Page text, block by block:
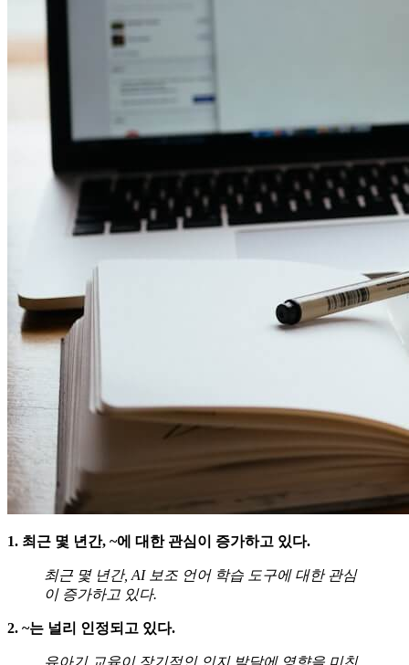
1. 최근 몇 년간, ~에 대한 관심이 증가하고 있다.
최근 몇 년간, AI 보조 언어 학습 도구에 대한 관심
이 증가하고 있다.
2. ~는 널리 인정되고 있다.
유아기 교육이 장기적인 인지 발달에 영향을 미친